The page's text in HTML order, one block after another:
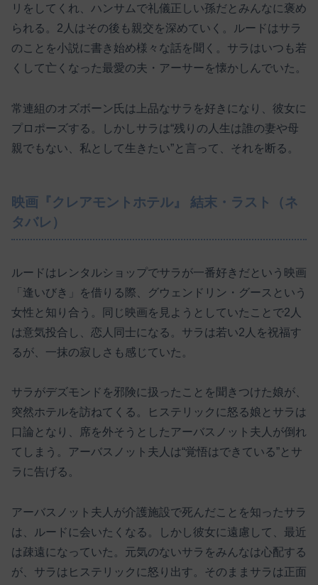
リをしてくれ、ハンサムで礼儀正しい孫だとみんなに褒め
られる。2人はその後も親交を深めていく。ルードはサラ
のことを小説に書き始め様々な話を聞く。サラはいつも若
くして亡くなった最愛の夫・アーサーを懐かしんでいた。
常連組のオズボーン氏は上品なサラを好きになり、彼女に
プロポーズする。しかしサラは“残りの人生は誰の妻や母
親でもない、私として生きたい”と言って、それを断る。
映画『クレアモントホテル』 結末・ラスト（ネ
タバレ）
ルードはレンタルショップでサラが一番好きだという映画
「逢いびき」を借りる際、グウェンドリン・グースという
女性と知り合う。同じ映画を見ようとしていたことで2人
は意気投合し、恋人同士になる。サラは若い2人を祝福す
るが、一抹の寂しさも感じていた。
サラがデズモンドを邪険に扱ったことを聞きつけた娘が、
突然ホテルを訪ねてくる。ヒステリックに怒る娘とサラは
口論となり、席を外そうとしたアーバスノット夫人が倒れ
てしまう。アーバスノット夫人は“覚悟はできている”とサ
ラに告げる。
アーバスノット夫人が介護施設で死んだことを知ったサラ
は、ルードに会いたくなる。しかし彼女に遠慮して、最近
は疎遠になっていた。元気のないサラをみんなは心配する
が、サラはヒステリックに怒り出す。そのままサラは正面